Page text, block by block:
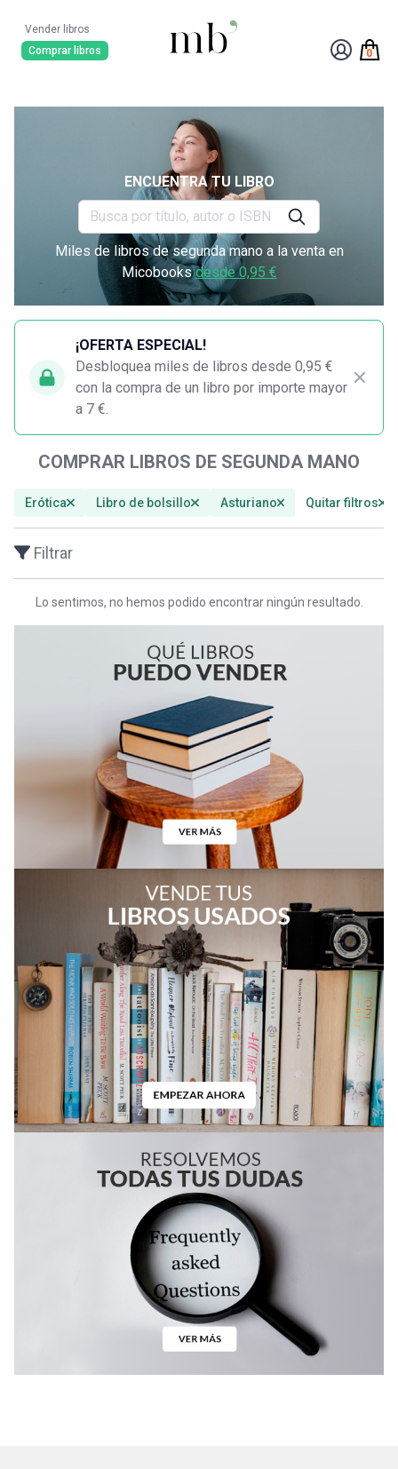
Vender libros
Comprar libros
0
ENCUENTRA TU LIBRO
Miles de libros de segunda mano a la venta en
Micobooksdesde 0,95 €
¡OFERTA ESPECIAL!
Desbloquea miles de libros desde 0,95 €
con la compra de un libro por importe mayor
a 7 €.
COMPRAR LIBROS DE SEGUNDA MANO
Erótica Libro de bolsillo Asturiano Quitar filtros
Filtrar
Lo sentimos, no hemos podido encontrar ningún resultado.